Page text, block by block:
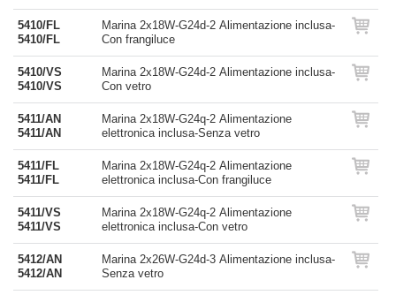
5410/FL
5410/FL
Marina 2x18W-G24d-2 Alimentazione inclusa-
Con frangiluce
5410/VS
5410/VS
Marina 2x18W-G24d-2 Alimentazione inclusa-
Con vetro
5411/AN
5411/AN
Marina 2x18W-G24q-2 Alimentazione
elettronica inclusa-Senza vetro
5411/FL
5411/FL
Marina 2x18W-G24q-2 Alimentazione
elettronica inclusa-Con frangiluce
5411/VS
5411/VS
Marina 2x18W-G24q-2 Alimentazione
elettronica inclusa-Con vetro
5412/AN
5412/AN
Marina 2x26W-G24d-3 Alimentazione inclusa-
Senza vetro